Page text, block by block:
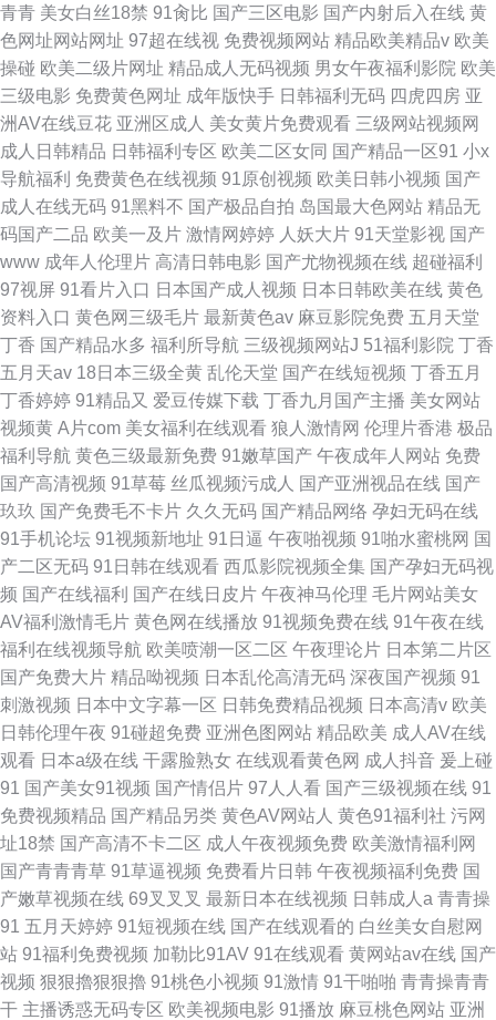
青青 美女白丝18禁 91肏比 国产三区电影 国产内射后入在线 黄
色网址网站网址 97超在线视 免费视频网站 精品欧美精品v 欧美
操碰 欧美二级片网址 精品成人无码视频 男女午夜福利影院 欧美
三级电影 免费黄色网址 成年版快手 日韩福利无码 四虎四房 亚
洲AV在线豆花 亚洲区成人 美女黄片免费观看 三级网站视频网
成人日韩精品 日韩福利专区 欧美二区女同 国产精品一区91 小x
导航福利 免费黄色在线视频 91原创视频 欧美日韩小视频 国产
成人在线无码 91黑料不 国产极品自拍 岛国最大色网站 精品无
码国产二品 欧美一及片 激情网婷婷 人妖大片 91天堂影视 国产
www 成年人伦理片 高清日韩电影 国产尤物视频在线 超碰福利
97视屏 91看片入口 日本国产成人视频 日本日韩欧美在线 黄色
资料入口 黄色网三级毛片 最新黄色av 麻豆影院免费 五月天堂
丁香 国产精品水多 福利所导航 三级视频网站J 51福利影院 丁香
五月天av 18日本三级全黄 乱伦天堂 国产在线短视频 丁香五月
丁香婷婷 91精品又 爱豆传媒下载 丁香九月国产主播 美女网站
视频黄 A片com 美女福利在线观看 狼人激情网 伦理片香港 极品
福利导航 黄色三级最新免费 91嫩草国产 午夜成年人网站 免费
国产高清视频 91草莓 丝瓜视频污成人 国产亚洲视品在线 国产
玖玖 国产免费毛不卡片 久久无码 国产精品网络 孕妇无码在线
91手机论坛 91视频新地址 91日逼 午夜啪视频 91啪水蜜桃网 国
产二区无码 91日韩在线观看 西瓜影院视频全集 国产孕妇无码视
频 国产在线福利 国产在线日皮片 午夜神马伦理 毛片网站美女
AV福利激情毛片 黄色网在线播放 91视频免费在线 91午夜在线
福利在线视频导航 欧美喷潮一区二区 午夜理论片 日本第二片区
国产免费大片 精品呦视频 日本乱伦高清无码 深夜国产视频 91
刺激视频 日本中文字幕一区 日韩免费精品视频 日本高清v 欧美
日韩伦理午夜 91碰超免费 亚洲色图网站 精品欧美 成人AV在线
观看 日本a级在线 干露脸熟女 在线观看黄色网 成人抖音 爰上碰
91 国产美女91视频 国产情侣片 97人人看 国产三级视频在线 91
免费视频精品 国产精品另类 黄色AV网站人 黄色91福利社 污网
址18禁 国产高清不卡二区 成人午夜视频免费 欧美激情福利网
国产青青青草 91草逼视频 免费看片日韩 午夜视频福利免费 国
产嫩草视频在线 69叉叉叉 最新日本在线视频 日韩成人a 青青操
91 五月天婷婷 91短视频在线 国产在线观看的 白丝美女自慰网
站 91福利免费视频 加勒比91AV 91在线观看 黄网站av在线 国产
视频 狠狠擼狠狠擼 91桃色小视频 91激情 91干啪啪 青青操青青
干 主播诱惑无码专区 欧美视频电影 91播放 麻豆桃色网站 亚洲